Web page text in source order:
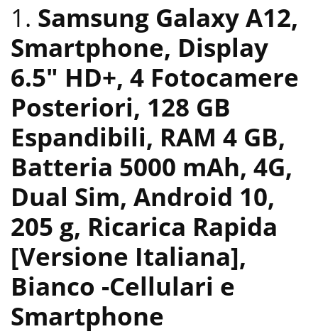
1. Samsung Galaxy A12,
Smartphone, Display
6.5″ HD+, 4 Fotocamere
Posteriori, 128 GB
Espandibili, RAM 4 GB,
Batteria 5000 mAh, 4G,
Dual Sim, Android 10,
205 g, Ricarica Rapida
[Versione Italiana],
Bianco -Cellulari e
Smartphone